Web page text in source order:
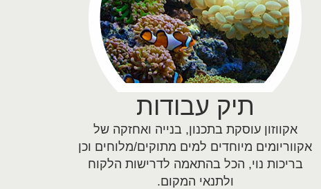
תיק עבודות
אקווזון עוסקת בתכנון, בנייה ואחזקה של
אקווריומים מיוחדים למים מתוקים/מלוחים וכן
בריכות נוי, הכל בהתאמה לדרישות הלקוח
ולתנאי המקום.